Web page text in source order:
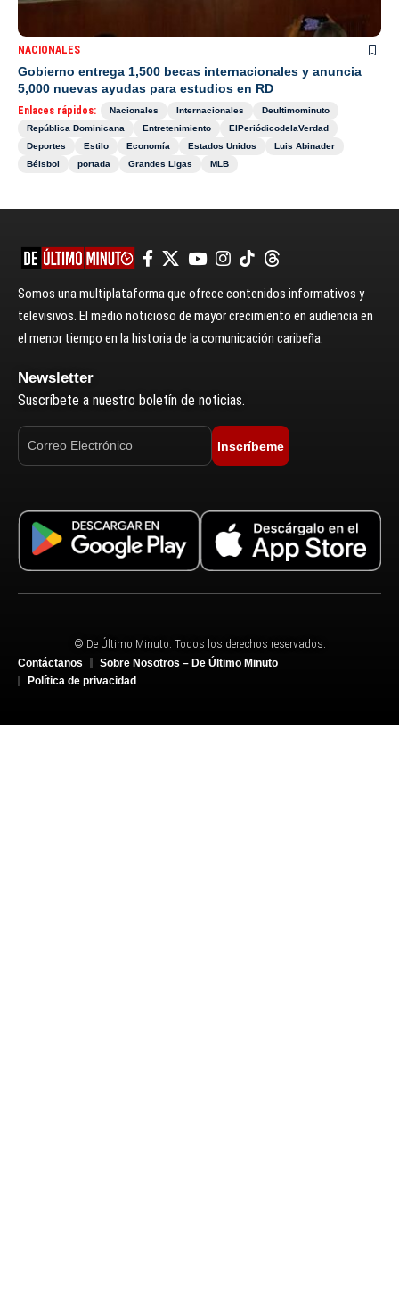
NACIONALES
Gobierno entrega 1,500 becas internacionales y anuncia
5,000 nuevas ayudas para estudios en RD
Enlaces rápidos: Nacionales Internacionales
Deultimominuto
República Dominicana
Entretenimiento
ElPeriódicodelaVerdad
Deportes
Estilo Economía Estados Unidos
Luis Abinader
Béisbol
portada Grandes Ligas MLB
Somos una multiplataforma que ofrece contenidos informativos y
televisivos. El medio noticioso de mayor crecimiento en audiencia en
el menor tiempo en la historia de la comunicación caribeña.
Newsletter
Suscríbete a nuestro boletín de noticias.
Inscríbeme
© De Último Minuto. Todos los derechos reservados.
Contáctanos
Sobre Nosotros – De Último Minuto
Política de privacidad